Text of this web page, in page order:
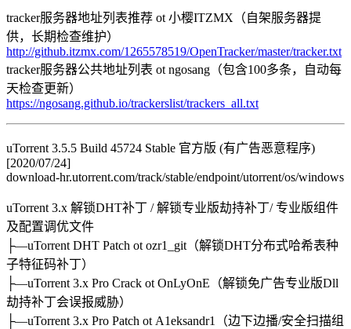
tracker服务器地址列表推荐 ot 小樱ITZMX（自架服务器提
供，长期检查维护）
http://github.itzmx.com/1265578519/OpenTracker/master/tracker.txt
tracker服务器公共地址列表 ot ngosang（包含100多条，自动每
天检查更新）
https://ngosang.github.io/trackerslist/trackers_all.txt
uTorrent 3.5.5 Build 45724 Stable 官方版 (有广告恶意程序)
[2020/07/24]
download-hr.utorrent.com/track/stable/endpoint/utorrent/os/windows
uTorrent 3.x 解锁DHT补丁 / 解锁专业版劫持补丁/ 专业版组件
及配置调优文件
├—uTorrent DHT Patch ot ozr1_git（解锁DHT分布式哈希表种
子特征码补丁）
├—uTorrent 3.x Pro Crack ot OnLyOnE（解锁免广告专业版Dll
劫持补丁会误报威胁）
├—uTorrent 3.x Pro Patch ot A1eksandr1（边下边播/安全扫描组